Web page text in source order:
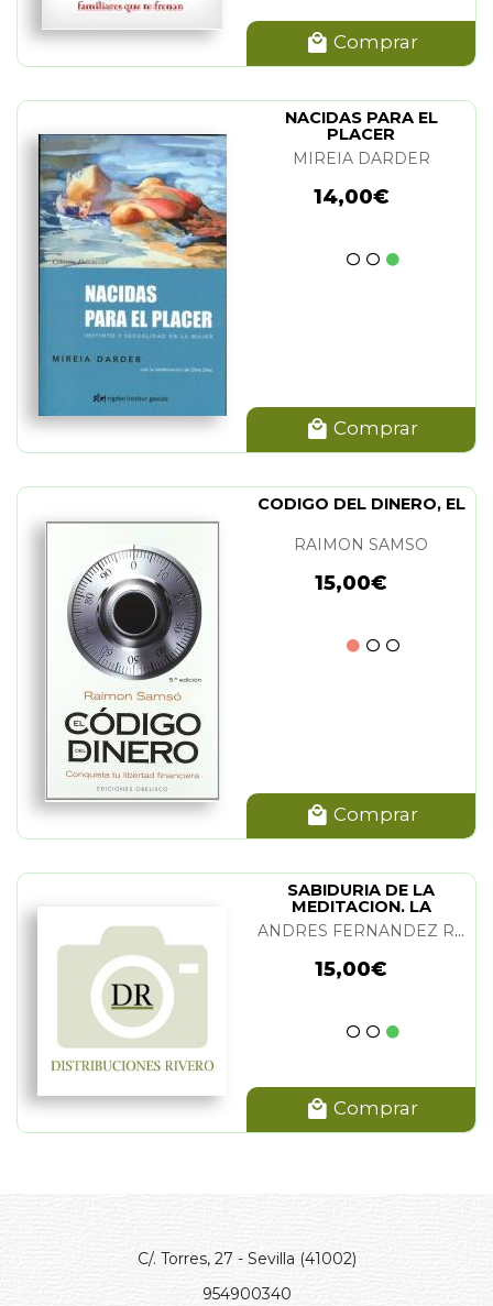
Comprar
NACIDAS PARA EL
PLACER
MIREIA DARDER
14,00€
Comprar
CODIGO DEL DINERO, EL
RAIMON SAMSO
15,00€
Comprar
SABIDURIA DE LA
MEDITACION. LA
ANDRES FERNANDEZ ROSEÑADA
15,00€
Comprar
C/. Torres, 27 - Sevilla (41002)
954900340